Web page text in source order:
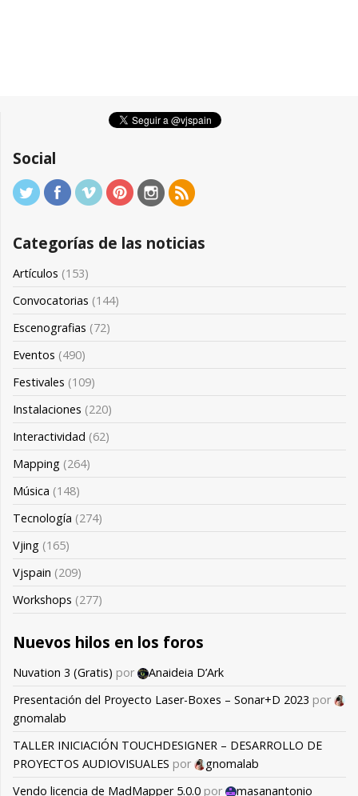
Social
Categorías de las noticias
Artículos (153)
Convocatorias (144)
Escenografias (72)
Eventos (490)
Festivales (109)
Instalaciones (220)
Interactividad (62)
Mapping (264)
Música (148)
Tecnología (274)
Vjing (165)
Vjspain (209)
Workshops (277)
Nuevos hilos en los foros
Nuvation 3 (Gratis) por
Anaideia D’Ark
Presentación del Proyecto Laser-Boxes – Sonar+D 2023 por
gnomalab
TALLER INICIACIÓN TOUCHDESIGNER – DESARROLLO DE
PROYECTOS AUDIOVISUALES por
gnomalab
Vendo licencia de MadMapper 5.0.0 por
masanantonio